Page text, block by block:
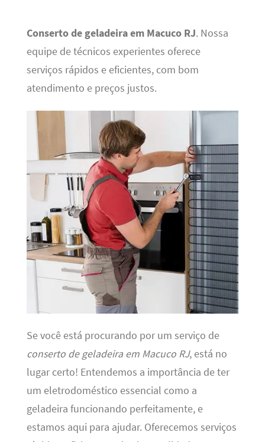
Conserto de geladeira em Macuco RJ. Nossa
equipe de técnicos experientes oferece
serviços rápidos e eficientes, com bom
atendimento e preços justos.
Se você está procurando por um serviço de
conserto de geladeira em Macuco RJ, está no
lugar certo! Entendemos a importância de ter
um eletrodoméstico essencial como a
geladeira funcionando perfeitamente, e
estamos aqui para ajudar. Oferecemos serviços